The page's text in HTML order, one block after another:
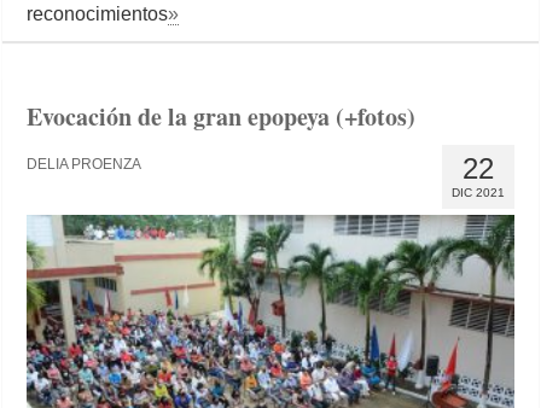
reconocimientos»
Evocación de la gran epopeya (+fotos)
22
DIC 2021
DELIA PROENZA